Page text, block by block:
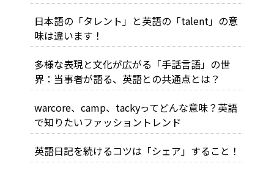
日本語の「タレント」と英語の「talent」の意
味は違います！
多様な表現と文化が広がる「手話言語」の世
界：当事者が語る、英語との共通点とは？
warcore、camp、tackyってどんな意味？英語
で知りたいファッショントレンド
英語日記を続けるコツは「シェア」すること！